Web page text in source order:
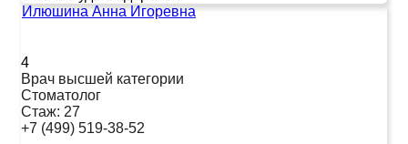
Илюшина Анна Игоревна
4
Врач высшей категории
Стоматолог
Стаж: 27
+7 (499) 519-38-52